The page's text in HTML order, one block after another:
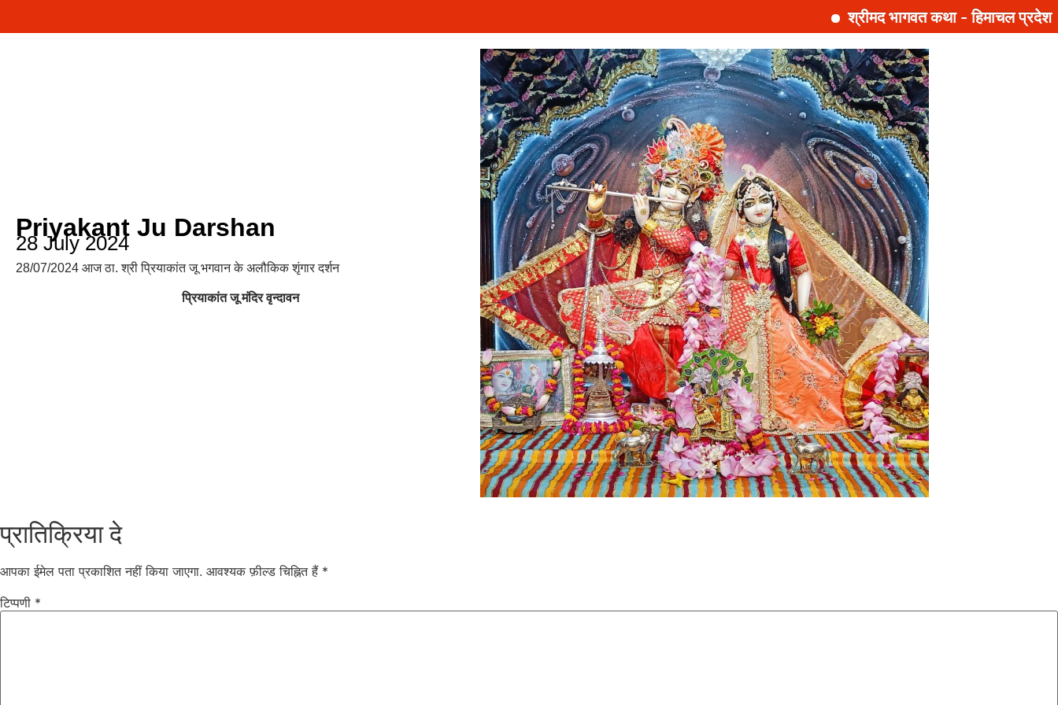
श्रीमद भागवत कथा - हिमाचल प्रदेश
Priyakant Ju Darshan
28 July 2024
28/07/2024 आज ठा. श्री प्रियाकांत जू भगवान के अलौकिक शृंगार दर्शन
प्रियाकांत जू मंदिर वृन्दावन
प्रातिक्रिया दे
आपका ईमेल पता प्रकाशित नहीं किया जाएगा. आवश्यक फ़ील्ड चिह्नित हैं *
टिप्पणी *